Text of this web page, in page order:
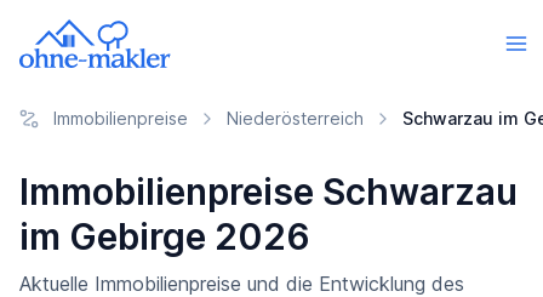
Immobilienpreise Niederösterreich Schwarzau im
Immobilienpreise Schwarzau
im Gebirge 2026
Aktuelle Immobilienpreise und die Entwicklung des